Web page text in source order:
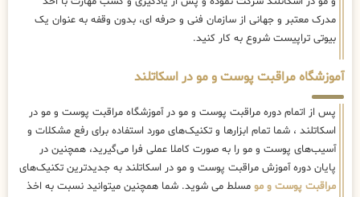
مدرک معتبر و جهانی از سازمان فنی و حرفه ای، بدون وقفه به عنوان یک
بیوتی تراپیست شروع به کار کنید.
آموزشگاه مراقبت پوست و مو در اسکاتلند
پس از اتمام دوره مراقبت پوست و مو در آموزشگاه مراقبت پوست و مو در
اسکاتلند ، شما تمام ابزارها و تکنیک‌های مورد استفاده برای رفع مشکلات و
آسیب‌های پوست و مو را به صورت کاملا عملی فرا می‌گیرید، همچنین در
پایان دوره آموزش مراقبت پوست و مو در اسکاتلند به جدیدترین تکنیک‌های
مراقبت پوست و مو مسلط می شوید. شما همچنین میتوانید نسبت به اخذ